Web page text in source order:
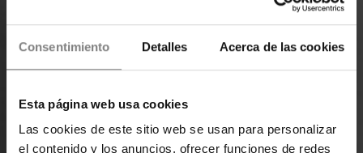
Consentimiento Detalles Acerca de las cookies
Esta página web usa cookies
Las cookies de este sitio web se usan para personalizar
el contenido y los anuncios, ofrecer funciones de redes